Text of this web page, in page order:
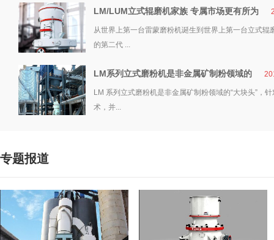
LM/LUM立式辊磨机家族 专属市场更有所为
从世界上第一台雷蒙磨粉机诞生到世界上第一台立式
的第二代 ...
LM系列立式磨粉机是非金属矿制粉领域的
LM 系列立式磨粉机是非金属矿制粉领域的“大块头”，
术，并...
专题报道